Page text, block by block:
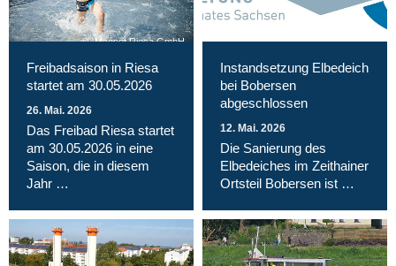
Magnet Riesa GmbH
Freibadsaison in Riesa
startet am 30.05.2026
26. Mai. 2026
Das Freibad Riesa startet
am 30.05.2026 in eine
Saison, die in diesem
Jahr …
Instandsetzung Elbedeich
bei Bobersen
abgeschlossen
12. Mai. 2026
Die Sanierung des
Elbedeiches im Zeithainer
Ortsteil Bobersen ist …